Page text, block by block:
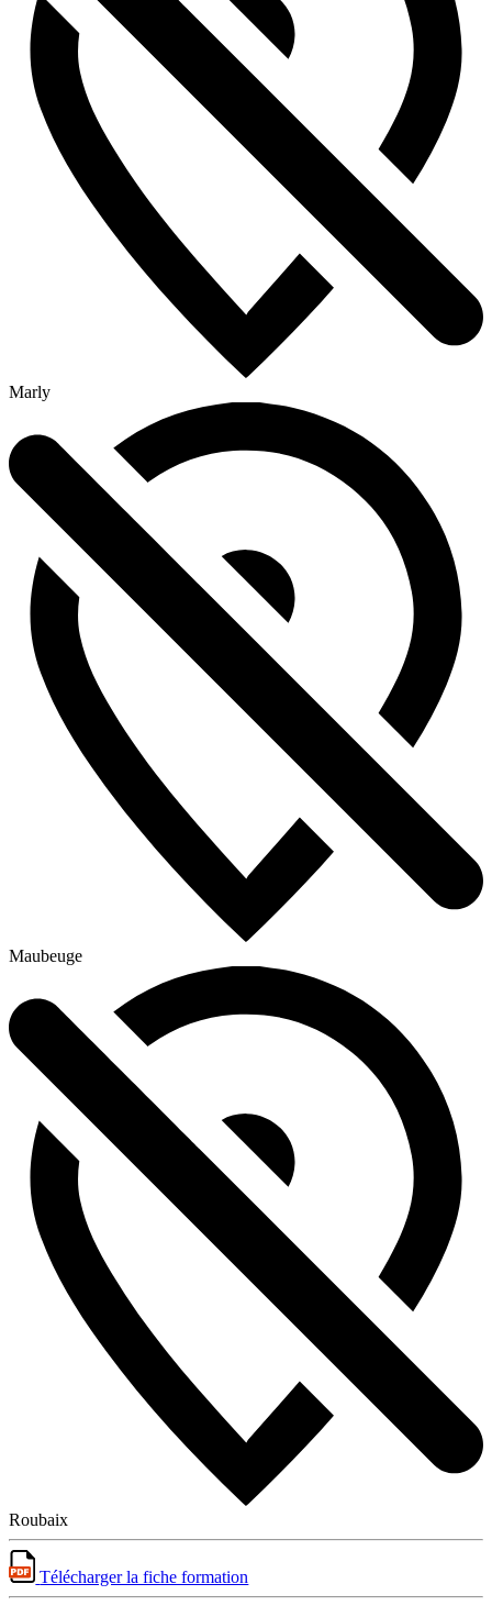
Marly
Maubeuge
Roubaix
Télécharger la fiche formation